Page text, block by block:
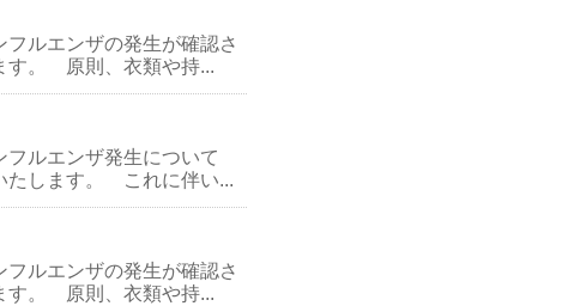
ルエンザの発生が確認さ
す。 原則、衣類や持...
ルエンザ発生について
たします。 これに伴い...
ルエンザの発生が確認さ
す。 原則、衣類や持...